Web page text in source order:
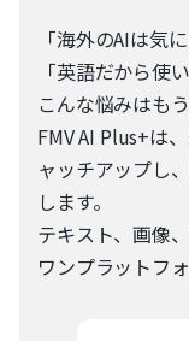
「海外のAIは気
「英語だから使
こんな悩みはも
FMV AI Plus+は
ャッチアップし
します。
テキスト、画像
ワンプラットフォ